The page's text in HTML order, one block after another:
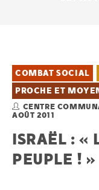
COMBAT SOCIAL
PROCHE ET
CENTRE
AOÛT 2011
ISRAËL : «
PEUPLE ! »